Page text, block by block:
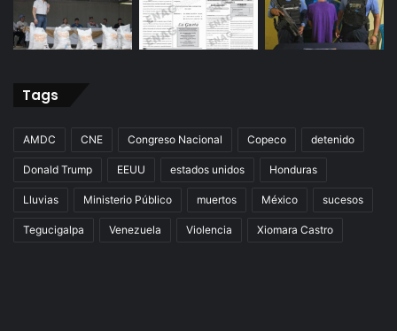
Tags
AMDC CNE Congreso Nacional Copeco detenido
Donald Trump EEUU estados unidos Honduras
Lluvias Ministerio Público muertos México sucesos
Tegucigalpa Venezuela Violencia Xiomara Castro